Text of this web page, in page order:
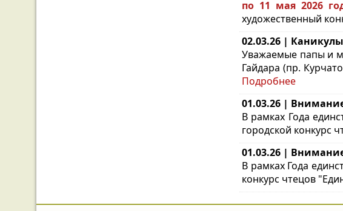
по 11 мая 2026
художественный
02.03.26 |
Уважаемые папы и
Гайдара (пр.
Подробнее
01.03.26 |
В рамках Года
городской конкурс
01.03.26 |
В рамках Года
конкурс чтецов